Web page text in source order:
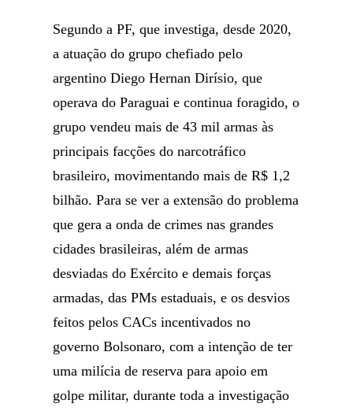
Segundo a PF, que investiga, desde 2020,
a atuação do grupo chefiado pelo
argentino Diego Hernan Dirísio, que
operava do Paraguai e continua foragido, o
grupo vendeu mais de 43 mil armas às
principais facções do narcotráfico
brasileiro, movimentando mais de R$ 1,2
bilhão. Para se ver a extensão do problema
que gera a onda de crimes nas grandes
cidades brasileiras, além de armas
desviadas do Exército e demais forças
armadas, das PMs estaduais, e os desvios
feitos pelos CACs incentivados no
governo Bolsonaro, com a intenção de ter
uma milícia de reserva para apoio em
golpe militar, durante toda a investigação